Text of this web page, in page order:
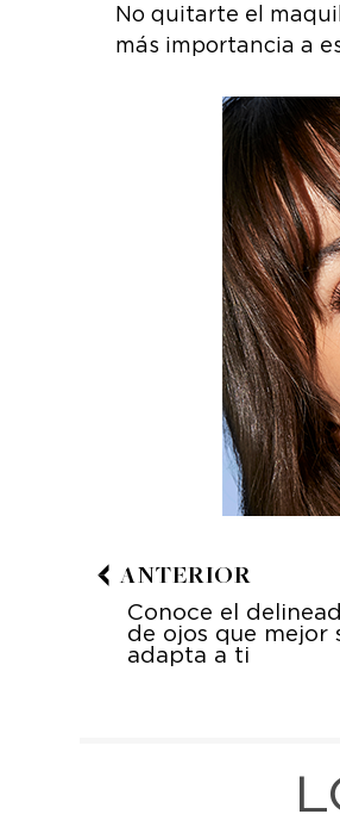
No quitarte el
más importancia a
ANTERIOR
Conoce el
de ojos que mejor
adapta a ti